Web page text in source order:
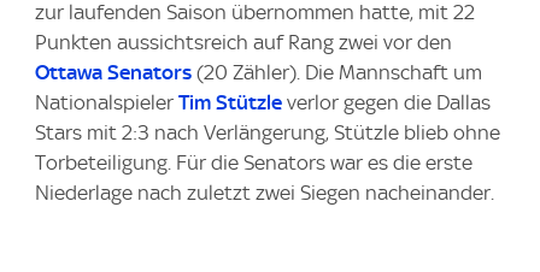
zur laufenden Saison übernommen hatte, mit 22
Punkten aussichtsreich auf Rang zwei vor den
Ottawa Senators (20 Zähler). Die Mannschaft um
Nationalspieler Tim Stützle verlor gegen die Dallas
Stars mit 2:3 nach Verlängerung, Stützle blieb ohne
Torbeteiligung. Für die Senators war es die erste
Niederlage nach zuletzt zwei Siegen nacheinander.